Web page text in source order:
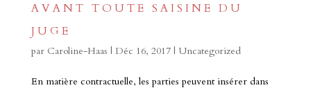
AVANT TOUTE SAISINE DU
JUGE
par Caroline-Haas | Déc 16, 2017| Uncategorized
En matière contractuelle, les parties peuvent insérer dans